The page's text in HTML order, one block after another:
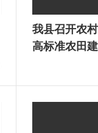
我县召开农
高标准农田